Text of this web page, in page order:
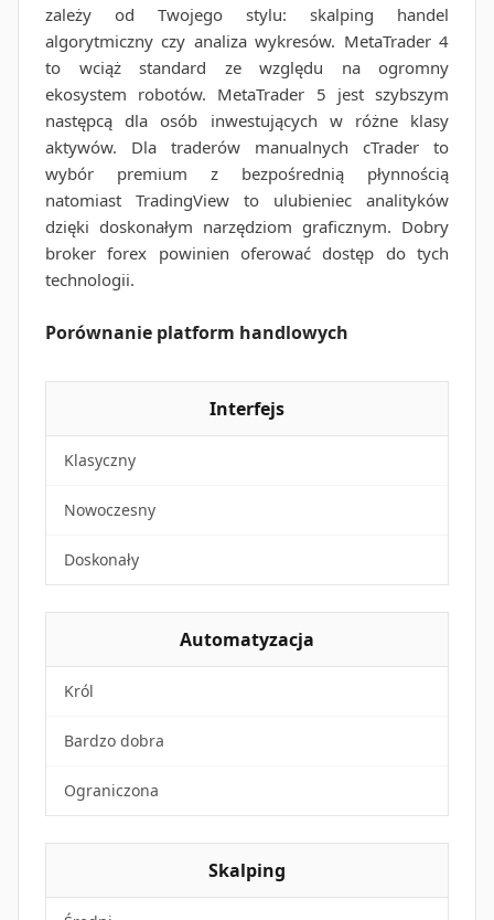
zależy od Twojego stylu: skalping handel
algorytmiczny czy analiza wykresów. MetaTrader 4
to wciąż standard ze względu na ogromny
ekosystem robotów. MetaTrader 5 jest szybszym
następcą dla osób inwestujących w różne klasy
aktywów. Dla traderów manualnych cTrader to
wybór premium z bezpośrednią płynnością
natomiast TradingView to ulubieniec analityków
dzięki doskonałym narzędziom graficznym. Dobry
broker forex powinien oferować dostęp do tych
technologii.
Porównanie platform handlowych
Interfejs
Klasyczny
Nowoczesny
Doskonały
Automatyzacja
Król
Bardzo dobra
Ograniczona
Skalping